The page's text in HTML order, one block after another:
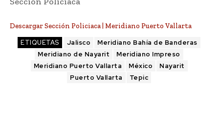
Descargar Sección Policiaca | Meridiano Puerto Vallarta
ETIQUETAS Jalisco
Meridiano Bahía de Banderas
Meridiano de Nayarit
Meridiano Impreso
Meridiano Puerto Vallarta
México
Nayarit
Puerto Vallarta
Tepic